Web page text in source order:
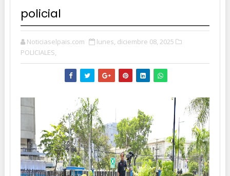
policial
Noticiaselpais.com
lunes, diciembre 08, 2025
POLICIALES,